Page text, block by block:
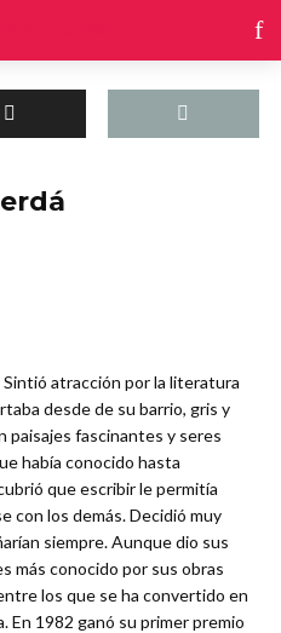
atracción por la literatura
desde de su barrio, gris y
paisajes fascinantes y seres
había conocido hasta
que escribir le permitía
con los demás. Decidió muy
siempre. Aunque dio sus
más conocido por sus obras
los que se ha convertido en
En 1982 ganó su primer premio